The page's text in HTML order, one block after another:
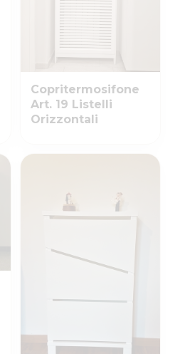
Copritermosifone
Art. 19 Listelli
Orizzontali